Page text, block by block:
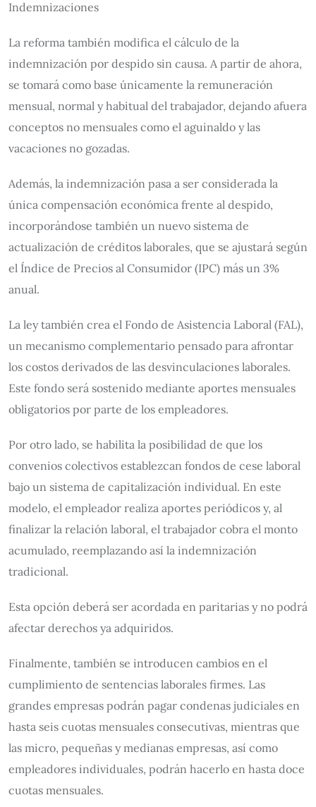
Indemnizaciones
La reforma también modifica el cálculo de la
indemnización por despido sin causa. A partir de ahora,
se tomará como base únicamente la remuneración
mensual, normal y habitual del trabajador, dejando afuera
conceptos no mensuales como el aguinaldo y las
vacaciones no gozadas.
Además, la indemnización pasa a ser considerada la
única compensación económica frente al despido,
incorporándose también un nuevo sistema de
actualización de créditos laborales, que se ajustará según
el Índice de Precios al Consumidor (IPC) más un 3%
anual.
La ley también crea el Fondo de Asistencia Laboral (FAL),
un mecanismo complementario pensado para afrontar
los costos derivados de las desvinculaciones laborales.
Este fondo será sostenido mediante aportes mensuales
obligatorios por parte de los empleadores.
Por otro lado, se habilita la posibilidad de que los
convenios colectivos establezcan fondos de cese laboral
bajo un sistema de capitalización individual. En este
modelo, el empleador realiza aportes periódicos y, al
finalizar la relación laboral, el trabajador cobra el monto
acumulado, reemplazando así la indemnización
tradicional.
Esta opción deberá ser acordada en paritarias y no podrá
afectar derechos ya adquiridos.
Finalmente, también se introducen cambios en el
cumplimiento de sentencias laborales firmes. Las
grandes empresas podrán pagar condenas judiciales en
hasta seis cuotas mensuales consecutivas, mientras que
las micro, pequeñas y medianas empresas, así como
empleadores individuales, podrán hacerlo en hasta doce
cuotas mensuales.